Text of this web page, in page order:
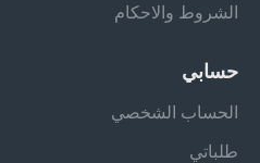
الشروط والاحكام
حسابي
الحساب الشخصي
طلباتي